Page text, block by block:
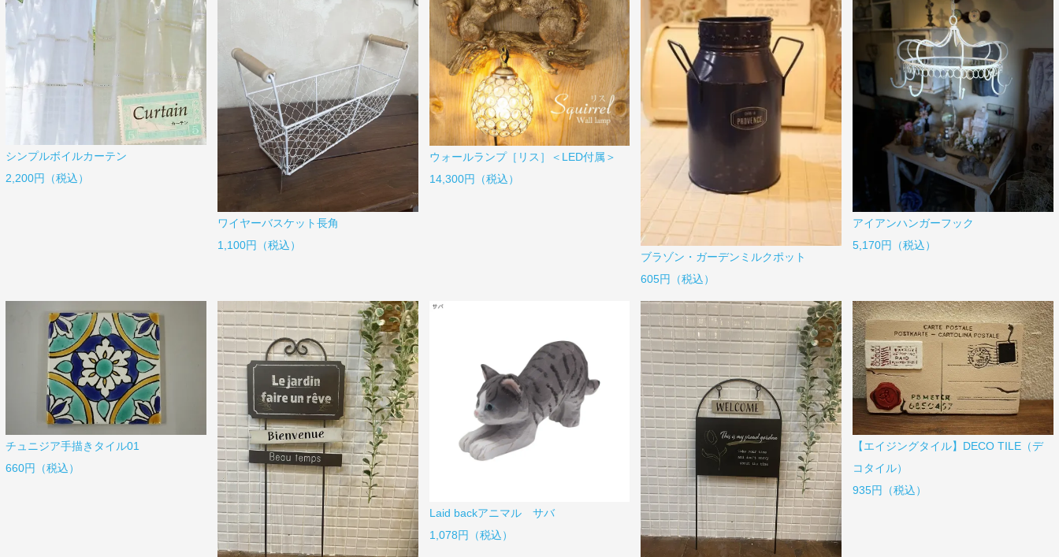
シンプルボイルカーテン
2,200円（税込）
ワイヤーバスケット長角
1,100円（税込）
ウォールランプ［リス］＜LED付属＞
14,300円（税込）
ブラゾン・ガーデンミルクポット
605円（税込）
アイアンハンガーフック
5,170円（税込）
チュニジア手描きタイル01
660円（税込）
Laid backアニマル サバ
1,078円（税込）
【エイジングタイル】DECO TILE（デ
コタイル）
935円（税込）